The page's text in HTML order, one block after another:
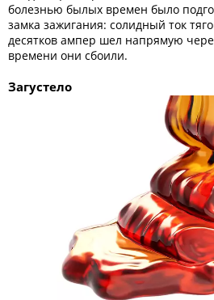
болезнью былых времен было
замка зажигания: солидный ток
десятков ампер шел напрямую
времени они сбоили.
Загустело